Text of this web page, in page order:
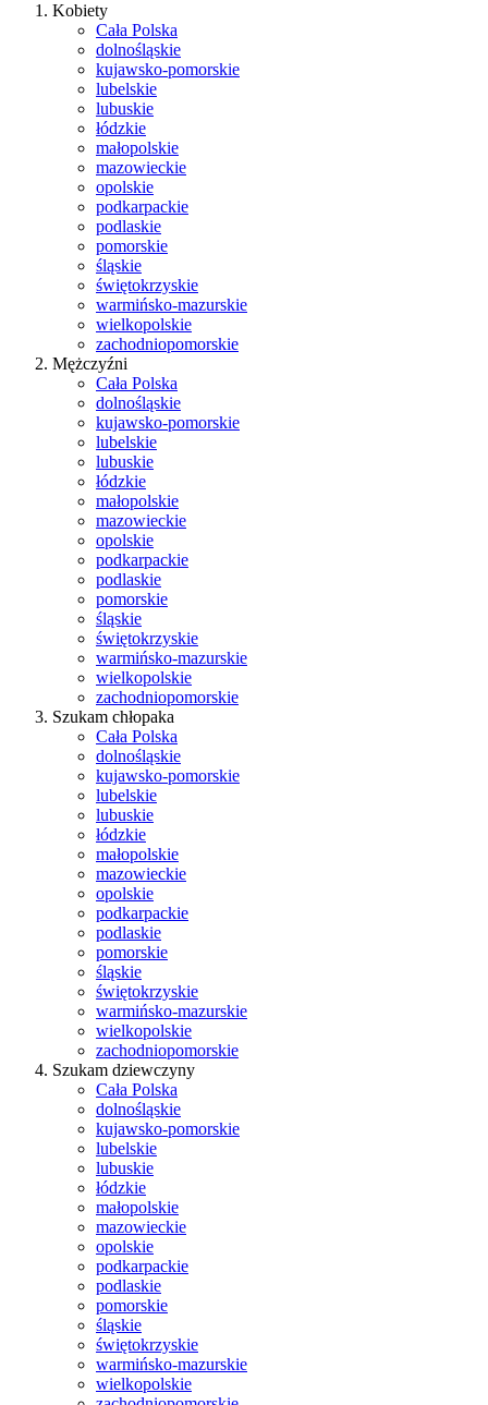
Kobiety
Cała Polska
dolnośląskie
kujawsko-pomorskie
lubelskie
lubuskie
łódzkie
małopolskie
mazowieckie
opolskie
podkarpackie
podlaskie
pomorskie
śląskie
świętokrzyskie
warmińsko-mazurskie
wielkopolskie
zachodniopomorskie
Mężczyźni
Cała Polska
dolnośląskie
kujawsko-pomorskie
lubelskie
lubuskie
łódzkie
małopolskie
mazowieckie
opolskie
podkarpackie
podlaskie
pomorskie
śląskie
świętokrzyskie
warmińsko-mazurskie
wielkopolskie
zachodniopomorskie
Szukam chłopaka
Cała Polska
dolnośląskie
kujawsko-pomorskie
lubelskie
lubuskie
łódzkie
małopolskie
mazowieckie
opolskie
podkarpackie
podlaskie
pomorskie
śląskie
świętokrzyskie
warmińsko-mazurskie
wielkopolskie
zachodniopomorskie
Szukam dziewczyny
Cała Polska
dolnośląskie
kujawsko-pomorskie
lubelskie
lubuskie
łódzkie
małopolskie
mazowieckie
opolskie
podkarpackie
podlaskie
pomorskie
śląskie
świętokrzyskie
warmińsko-mazurskie
wielkopolskie